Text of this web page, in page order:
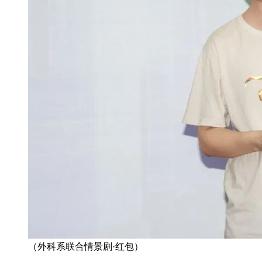
（外科系联合情景剧·红包）